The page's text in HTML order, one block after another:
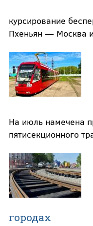
курсирование
Пхеньян — Москва
На июль намечена
пятисекционного
городах